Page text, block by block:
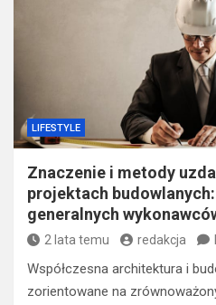
LIFESTYLE
Znaczenie i metody
projektach
generalnych
2 lata temu redakcja
Współczesna architektura i
zorientowane na